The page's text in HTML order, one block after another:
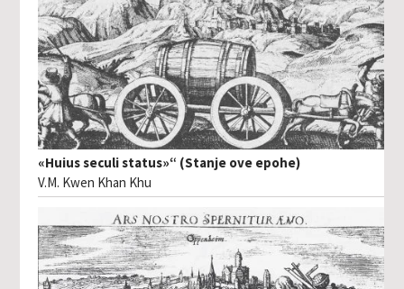
«Huius seculi status»“ (Stanje ove epohe)
V.M. Kwen Khan Khu